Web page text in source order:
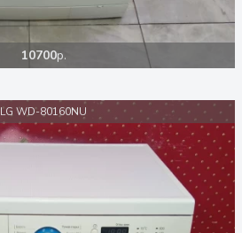
10700р.
LG WD-80160NU